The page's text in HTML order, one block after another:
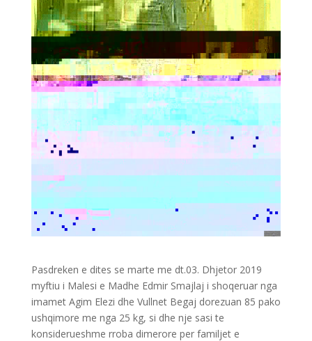
Pasdreken e dites se marte me dt.03. Dhjetor 2019
myftiu i Malesi e Madhe Edmir Smajlaj i shoqeruar nga
imamet Agim Elezi dhe Vullnet Begaj dorezuan 85 pako
ushqimore me nga 25 kg, si dhe nje sasi te
konsiderueshme rroba dimerore per familjet e